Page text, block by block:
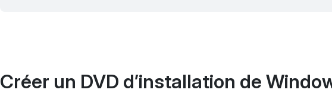
Créer un DVD d’installation de